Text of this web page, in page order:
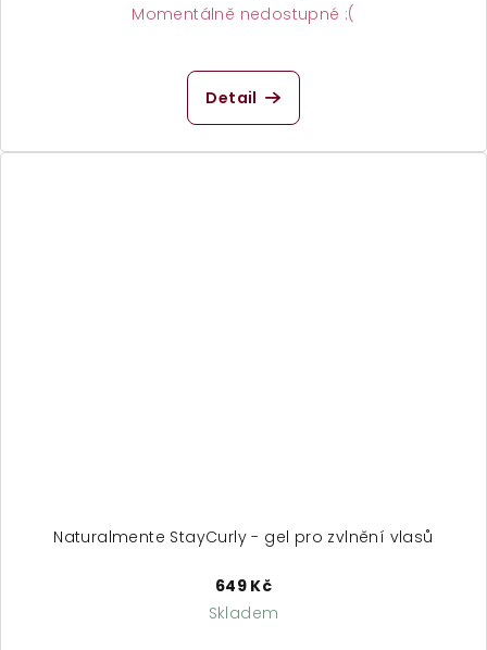
Momentálně nedostupné :(
Detail
Naturalmente StayCurly - gel pro zvlnění vlasů
649 Kč
Skladem